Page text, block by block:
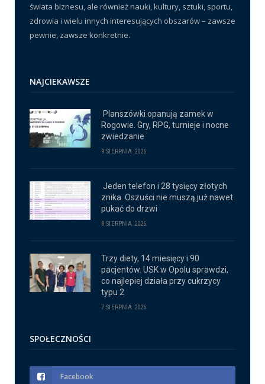
świata biznesu, ale również nauki, kultury, sztuki, sportu,
zdrowia i wielu innych interesujących obszarów – zawsze
pewnie, zawsze konkretnie.
NAJCIEKAWSZE
Planszówki opanują zamek w
Rogowie. Gry, RPG, turnieje i nocne
zwiedzanie
9 SIERPNIA 2026
Jeden telefon i 28 tysięcy złotych
znika. Oszuści nie muszą już nawet
pukać do drzwi
8 SIERPNIA 2026
Trzy diety, 14 miesięcy i 90
pacjentów. USK w Opolu sprawdzi,
co najlepiej działa przy cukrzycy
typu 2
7 SIERPNIA 2026
SPOŁECZNOŚCI
Facebook